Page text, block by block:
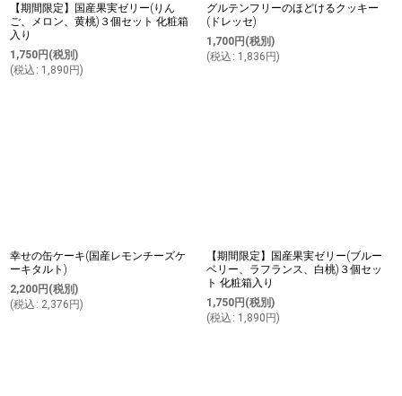
【期間限定】国産果実ゼリー(りん
ご、メロン、黄桃)３個セット 化粧箱
入り
1,750円 (税別)
(税込 : 1,890 円)
グルテンフリーのほどけるクッキー
(ドレッセ)
1,700円 (税別)
(税込 : 1,836 円)
幸せの缶ケーキ(国産レモンチーズケ
ーキタルト)
2,200円 (税別)
(税込 : 2,376 円)
【期間限定】国産果実ゼリー(ブルー
ベリー、ラフランス、白桃)３個セッ
ト 化粧箱入り
1,750円 (税別)
(税込 : 1,890 円)